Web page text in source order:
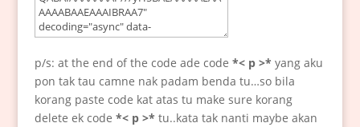
p/s: at the end of the code ade code *< p >* yang aku
pon tak tau camne nak padam benda tu…so bila
korang paste code kat atas tu make sure korang
delete ek code *< p >* tu..kata tak nanti maybe akan